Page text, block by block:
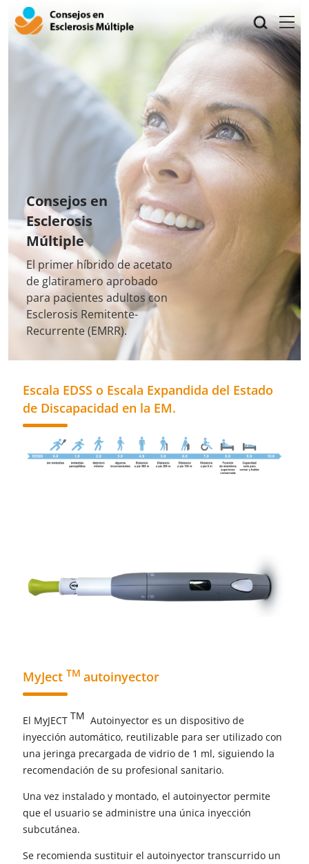
main
content
Consejos en
Esclerosis
Múltiple
El primer híbrido de acetato
de glatiramero aprobado
para pacientes adultos con
Esclerosis Remitente-
Recurrente (EMRR).
Escala EDSS o Escala Expandida del Estado
de Discapacidad en la EM.
MyJect TM autoinyector
El MyJECT TM Autoinyector es un dispositivo de
inyección automático, reutilizable para ser utilizado con
una jeringa precargada de vidrio de 1 ml, siguiendo la
recomendación de su profesional sanitario.
Una vez instalado y montado, el autoinyector permite
que el usuario se administre una única inyección
subcutánea.
Se recomienda sustituir el autoinyector transcurrido un